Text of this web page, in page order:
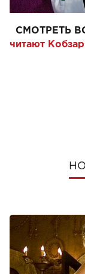
СМОТРЕТЬ
читают